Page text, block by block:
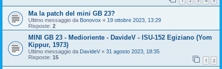
Ma la patch del mini GB 23?
Ultimo messaggio da Bonovox « 19 ottobre 2023, 13:29
Risposte: 2
MINI GB 23 - Medioriente - DavideV - ISU-152 Egiziano (Yom
Kippur, 1973)
Ultimo messaggio da DavideV « 31 agosto 2023, 18:35
Risposte: 15 1 2